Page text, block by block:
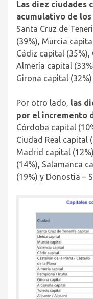
Las diez ciudades
acumulativo de
Santa Cruz de
(39%), Murcia
Cádiz capital (35%),
Almería capital
Girona capital
Por otro lado, las
por el incremento
Córdoba capital
Ciudad Real capital
Madrid capital
(14%), Salamanca
(19%) y Donostia –